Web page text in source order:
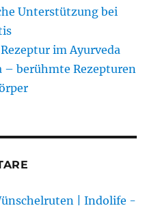
Unterstützung bei
im Ayurveda
– berühmte Rezepturen
| Indolife -